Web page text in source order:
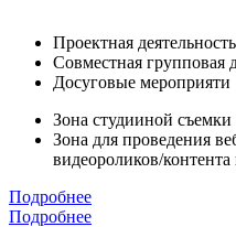
Проектная деятельность
Совместная групповая
Досуговые мероприяти
Зона студииной съемки
Зона для проведения
видеороликов/
Подробнее
Подробнее